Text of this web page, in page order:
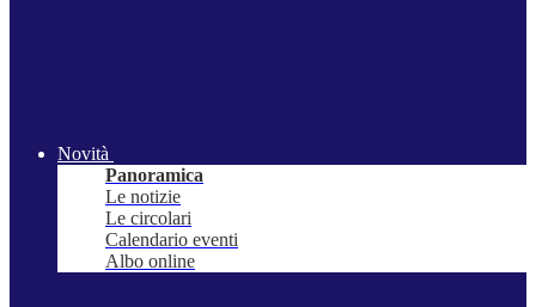
Novità
Panoramica
Le notizie
Le circolari
Calendario eventi
Albo online